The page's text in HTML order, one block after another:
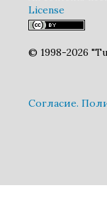
License
© 1998-2026
Cогласие.